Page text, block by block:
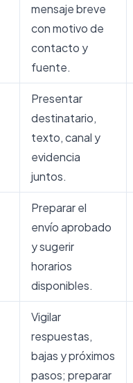
mensaje breve
con motivo de
contacto y
fuente.
Presentar
destinatario,
texto, canal y
evidencia
juntos.
Preparar el
envío aprobado
y sugerir
horarios
disponibles.
Vigilar
respuestas,
bajas y próximos
pasos; preparar